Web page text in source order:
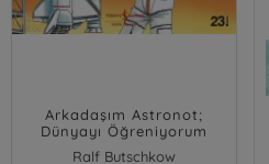
Arkadaşım Astronot;
Dünyayı Öğreniyorum
Ralf Butschkow